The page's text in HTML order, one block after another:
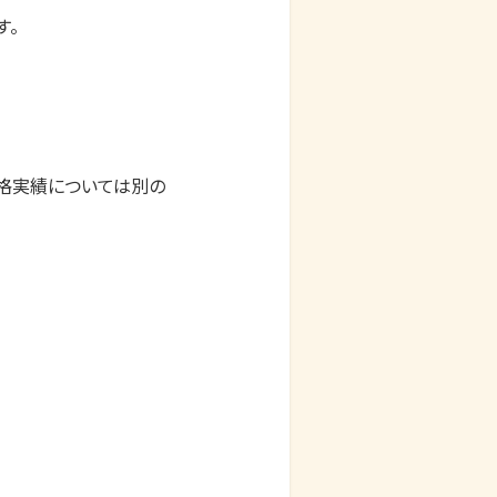
医療学部／理工学部）
山梨大学（工学部）
横浜国立大学（教育学部／経営学部／経済学部／都市科学学部／理工学部）
横浜商科大学（商学部）
横浜市立大学（国際教養学部）
横浜美術大学（美術学部）
横浜薬科大学（薬学部）
四日市大学（環境情報学部）

ら
酪農学園大学（獣医学群）
立教大学（異文化コミュニケーション学部／環境学部／観光学部／経営学部／経済学部